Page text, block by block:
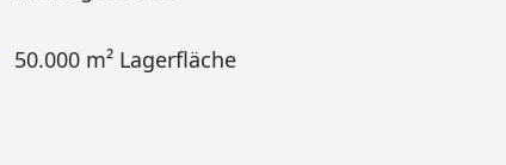
50.000 m² Lagerfläche